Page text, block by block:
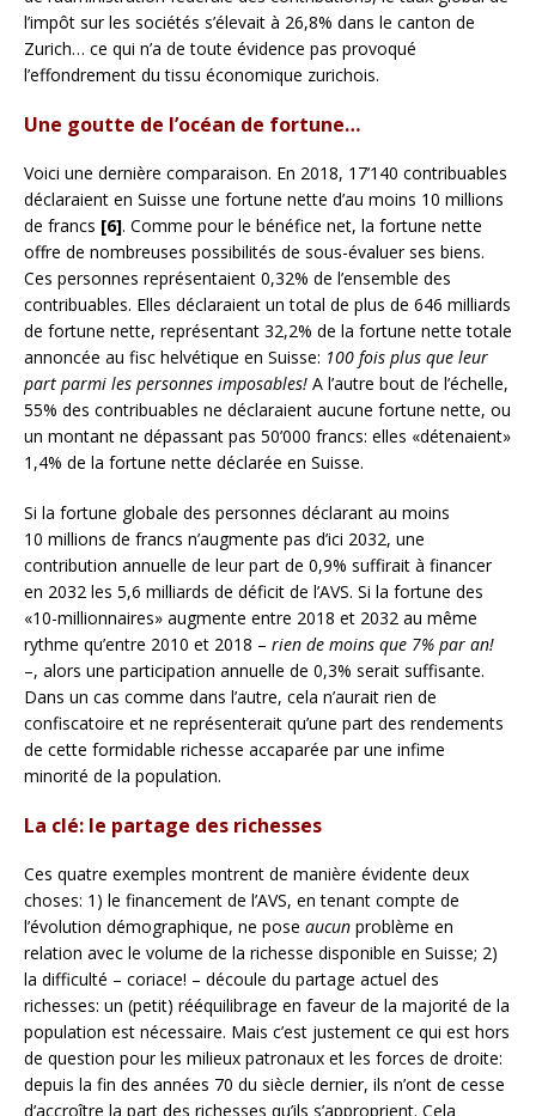
l’impôt sur les sociétés s’élevait à 26,8% dans le canton de
Zurich… ce qui n’a de toute évidence pas provoqué
l’effondrement du tissu économique zurichois.
Une goutte de l’océan de fortune…
Voici une dernière comparaison. En 2018, 17’140 contribuables
déclaraient en Suisse une fortune nette d’au moins 10 millions
de francs [6]. Comme pour le bénéfice net, la fortune nette
offre de nombreuses possibilités de sous-évaluer ses biens.
Ces personnes représentaient 0,32% de l’ensemble des
contribuables. Elles déclaraient un total de plus de 646 milliards
de fortune nette, représentant 32,2% de la fortune nette totale
annoncée au fisc helvétique en Suisse: 100 fois plus que leur
part parmi les personnes imposables! A l’autre bout de l’échelle,
55% des contribuables ne déclaraient aucune fortune nette, ou
un montant ne dépassant pas 50’000 francs: elles «détenaient»
1,4% de la fortune nette déclarée en Suisse.
Si la fortune globale des personnes déclarant au moins
10 millions de francs n’augmente pas d’ici 2032, une
contribution annuelle de leur part de 0,9% suffirait à financer
en 2032 les 5,6 milliards de déficit de l’AVS. Si la fortune des
«10-millionnaires» augmente entre 2018 et 2032 au même
rythme qu’entre 2010 et 2018 – rien de moins que 7% par an!
–, alors une participation annuelle de 0,3% serait suffisante.
Dans un cas comme dans l’autre, cela n’aurait rien de
confiscatoire et ne représenterait qu’une part des rendements
de cette formidable richesse accaparée par une infime
minorité de la population.
La clé: le partage des richesses
Ces quatre exemples montrent de manière évidente deux
choses: 1) le financement de l’AVS, en tenant compte de
l’évolution démographique, ne pose aucun problème en
relation avec le volume de la richesse disponible en Suisse; 2)
la difficulté – coriace! – découle du partage actuel des
richesses: un (petit) rééquilibrage en faveur de la majorité de la
population est nécessaire. Mais c’est justement ce qui est hors
de question pour les milieux patronaux et les forces de droite:
depuis la fin des années 70 du siècle dernier, ils n’ont de cesse
d’accroître la part des richesses qu’ils s’approprient. Cela